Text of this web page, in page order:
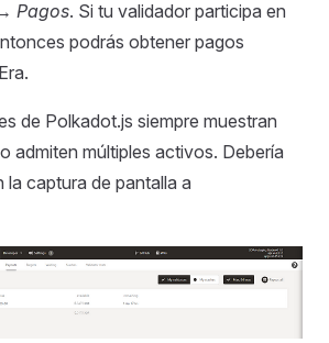
Pagos. Si tu validador participa en
podrás obtener pagos
de Polkadot.js siempre muestran
admiten múltiples activos. Debería
la captura de pantalla a